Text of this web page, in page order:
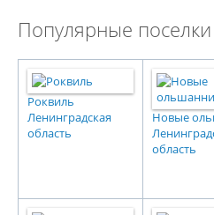
Популярные поселки
Роквиль
Ленинградская
область
Новые
область